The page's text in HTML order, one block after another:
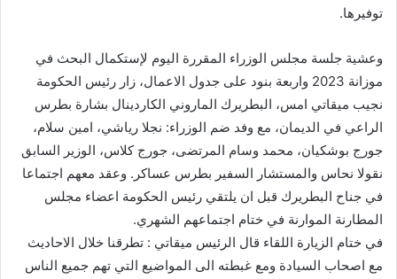
توفيرها.
وعشية جلسة مجلس الوزراء المقررة اليوم لإستكمال البحث في
موزانة 2023 واربعة بنود على جدول الاعمال، زار رئيس الحكومة
نجيب ميقاتي امس، البطريرك الماروني الكاردينال بشارة بطرس
الراعي في الديمان، مع وفد ضم الوزراء: نجلا رياشي، امين سلام،
جورج بوشكيان، محمد وسام المرتضى، جورج كلاس، الوزير السابق
نقولا نحاس والمستشار السفير بطرس عساكر. وعقد معهم اجتماعا
في جناح البطريرك قبل ان يلتقي رئيس الحكومة اعضاء مجلس
المطارنة الموارنة في ختام اجتماعهم الشهري.
في ختام الزيارة اللقاء قال الرئيس ميقاتي : تطرقنا خلال الاحاديث
مع اصحاب السيادة ومع غبطته الى المواضيع التي تهم جميع الناس